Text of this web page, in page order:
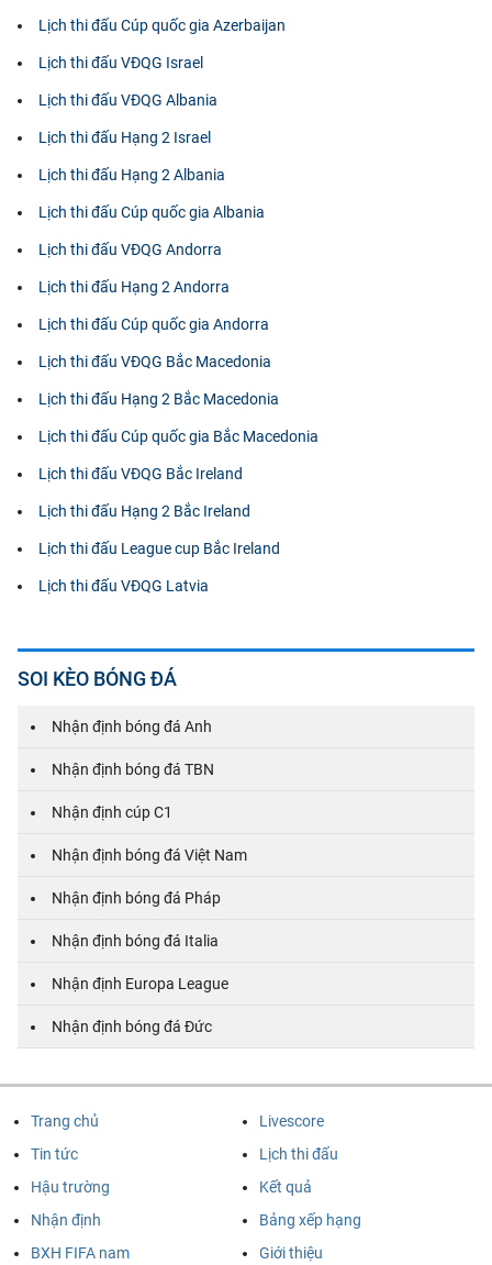
Lịch thi đấu Cúp quốc gia Azerbaijan
Lịch thi đấu VĐQG Israel
Lịch thi đấu VĐQG Albania
Lịch thi đấu Hạng 2 Israel
Lịch thi đấu Hạng 2 Albania
Lịch thi đấu Cúp quốc gia Albania
Lịch thi đấu VĐQG Andorra
Lịch thi đấu Hạng 2 Andorra
Lịch thi đấu Cúp quốc gia Andorra
Lịch thi đấu VĐQG Bắc Macedonia
Lịch thi đấu Hạng 2 Bắc Macedonia
Lịch thi đấu Cúp quốc gia Bắc Macedonia
Lịch thi đấu VĐQG Bắc Ireland
Lịch thi đấu Hạng 2 Bắc Ireland
Lịch thi đấu League cup Bắc Ireland
Lịch thi đấu VĐQG Latvia
SOI KÈO BÓNG ĐÁ
Nhận định bóng đá Anh
Nhận định bóng đá TBN
Nhận định cúp C1
Nhận định bóng đá Việt Nam
Nhận định bóng đá Pháp
Nhận định bóng đá Italia
Nhận định Europa League
Nhận định bóng đá Đức
Trang chủ
Tin tức
Hậu trường
Nhận định
Livescore
Lịch thi đấu
Kết quả
Bảng xếp hạng
BXH FIFA nam
Giới thiệu